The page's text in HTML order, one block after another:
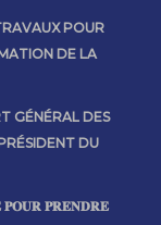
POUR
DE LA
GÉNÉRAL DES
DU
𝐏𝐎𝐔𝐑 𝐏𝐑𝐄𝐍𝐃𝐑𝐄